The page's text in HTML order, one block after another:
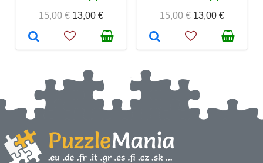
15,00 € 13,00 €
15,00 € 13,00 €